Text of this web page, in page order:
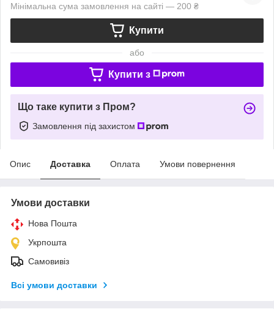
Мінімальна сума замовлення на сайті — 200 ₴
Купити
або
Купити з
Що таке купити з Пром?
Замовлення під захистом
Опис Доставка Оплата Умови повернення
Умови доставки
Нова Пошта
Укрпошта
Самовивіз
Всі умови доставки